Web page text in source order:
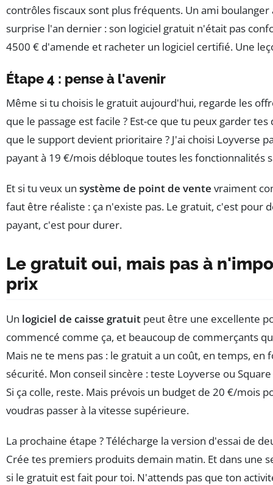
contrôles fiscaux sont plus fréquents. Un ami
surprise l'an dernier : son logiciel gratuit n'était pas
4500 € d'amende et racheter un logiciel certifié. Une
Étape 4 : pense à l'avenir
Même si tu choisis le gratuit aujourd'hui, regarde les
que le passage est facile ? Est-ce que tu peux garder tes
que le support devient prioritaire ? J'ai choisi Loyverse
payant à 19 €/mois débloque toutes les fonctionnalités
Et si tu veux un système de point de vente vraiment
faut être réaliste : ça n'existe pas. Le gratuit, c'est pour
payant, c'est pour durer.
Le gratuit oui, mais pas à
prix
Un logiciel de caisse gratuit peut être une excellente
commencé comme ça, et beaucoup de commerçants
Mais ne te mens pas : le gratuit a un coût, en temps, en
sécurité. Mon conseil sincère : teste Loyverse ou
Si ça colle, reste. Mais prévois un budget de 20 €/mois
voudras passer à la vitesse supérieure.
La prochaine étape ? Télécharge la version d'essai de
Crée tes premiers produits demain matin. Et dans une
si le gratuit est fait pour toi. N'attends pas que ton